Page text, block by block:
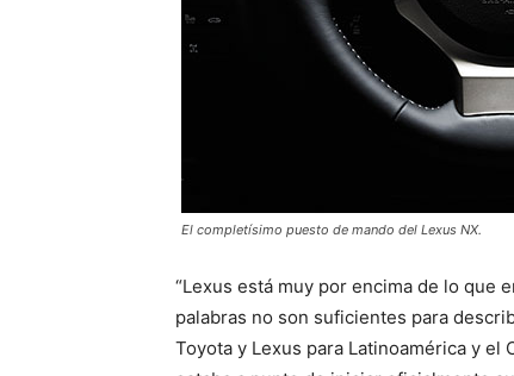
El completísimo puesto de mando del Lexus NX.
“Lexus está muy por encima de lo que
palabras no son suficientes para
Toyota y Lexus para Latinoamérica y